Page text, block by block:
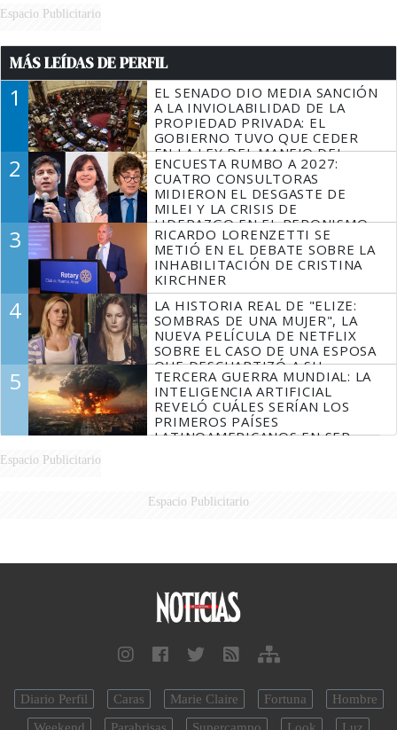
Espacio Publicitario
MÁS LEÍDAS DE PERFIL
1
EL SENADO DIO MEDIA SANCIÓN
A LA INVIOLABILIDAD DE LA
PROPIEDAD PRIVADA: EL
GOBIERNO TUVO QUE CEDER
EN LA LEY DEL MANEJO DEL
FUEGO
2
ENCUESTA RUMBO A 2027:
CUATRO CONSULTORAS
MIDIERON EL DESGASTE DE
MILEI Y LA CRISIS DE
LIDERAZGO EN EL PERONISMO
3
RICARDO LORENZETTI SE
METIÓ EN EL DEBATE SOBRE LA
INHABILITACIÓN DE CRISTINA
KIRCHNER
4
LA HISTORIA REAL DE "ELIZE:
SOMBRAS DE UNA MUJER", LA
NUEVA PELÍCULA DE NETFLIX
SOBRE EL CASO DE UNA ESPOSA
QUE DESCUARTIZÓ A SU
MARIDO
5
TERCERA GUERRA MUNDIAL: LA
INTELIGENCIA ARTIFICIAL
REVELÓ CUÁLES SERÍAN LOS
PRIMEROS PAÍSES
LATINOAMERICANOS EN SER
Espacio Publicitario
Espacio Publicitario
Diario Perfil Caras Marie Claire Fortuna
Hombre